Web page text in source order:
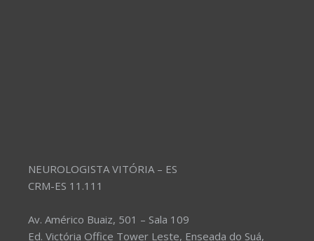
NEUROLOGISTA VITÓRIA – ES
CRM-ES 11.111
Av. Américo Buaiz, 501 – Sala 109
Ed. Victória Office Tower Leste, Enseada do Suá,